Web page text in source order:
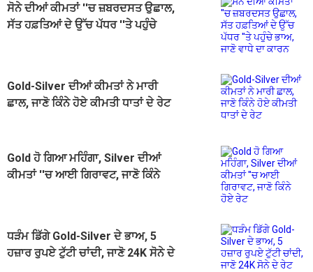
ਸੋਨੇ ਦੀਆਂ ਕੀਮਤਾਂ ''ਚ ਜ਼ਬਰਦਸਤ ਉਛਾਲ,
ਸੱਤ ਹਫ਼ਤਿਆਂ ਦੇ ਉੱਚ ਪੱਧਰ ''ਤੇ ਪਹੁੰਚੇ
Gold-Silver ਦੀਆਂ ਕੀਮਤਾਂ ਨੇ ਮਾਰੀ
ਛਾਲ, ਜਾਣੋ ਕਿੰਨੇ ਹੋਏ ਕੀਮਤੀ ਧਾਤਾਂ ਦੇ ਰੇਟ
Gold ਹੋ ਗਿਆ ਮਹਿੰਗਾ, Silver ਦੀਆਂ
ਕੀਮਤਾਂ ''ਚ ਆਈ ਗਿਰਾਵਟ, ਜਾਣੋ ਕਿੰਨੇ
ਧੜੰਮ ਡਿੱਗੇ Gold-Silver ਦੇ ਭਾਅ, 5
ਹਜ਼ਾਰ ਰੁਪਏ ਟੁੱਟੀ ਚਾਂਦੀ, ਜਾਣੋ 24K ਸੋਨੇ ਦੇ